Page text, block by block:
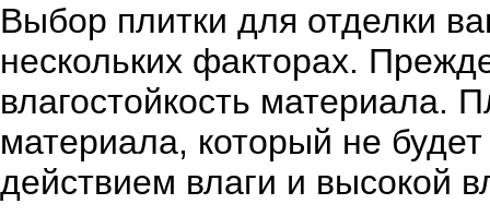
Выбор плитки для отделки
нескольких факторах.
влагостойкость материала.
материала, который не
действием влаги и высокой